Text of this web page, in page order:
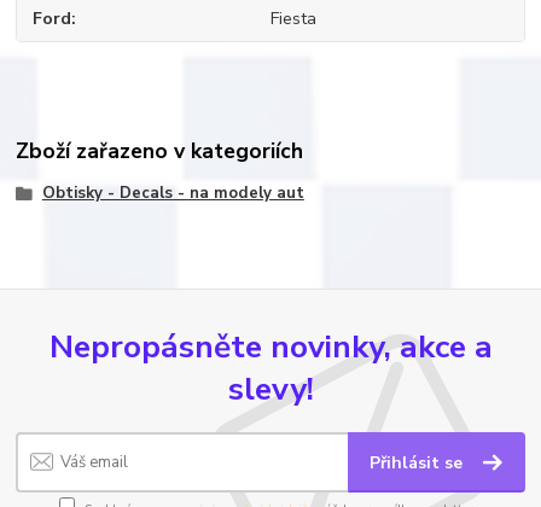
Ford Fiesta
Zboží zařazeno v kategoriích
Obtisky - Decals - na modely aut
Nepropásněte novinky, akce a
slevy!
Přihlásit se